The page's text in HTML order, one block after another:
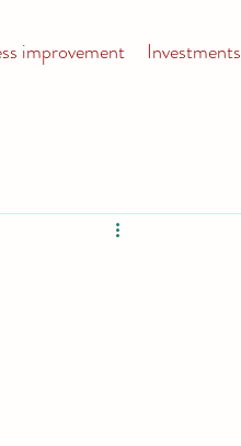
improvement Investments